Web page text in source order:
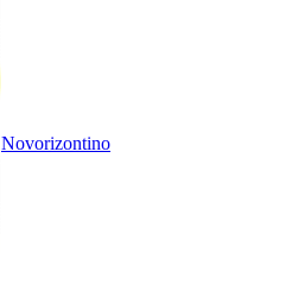
Novorizontino